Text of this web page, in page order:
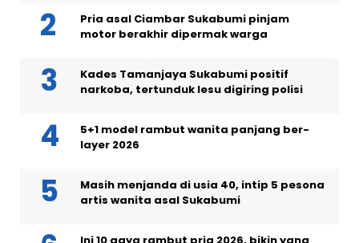
Pria asal Ciambar Sukabumi pinjam
motor berakhir dipermak warga
Kades Tamanjaya Sukabumi positif
narkoba, tertunduk lesu digiring polisi
5+1 model rambut wanita panjang ber-
layer 2026
Masih menjanda di usia 40, intip 5 pesona
artis wanita asal Sukabumi
Ini 10 gaya rambut pria 2026, bikin yang